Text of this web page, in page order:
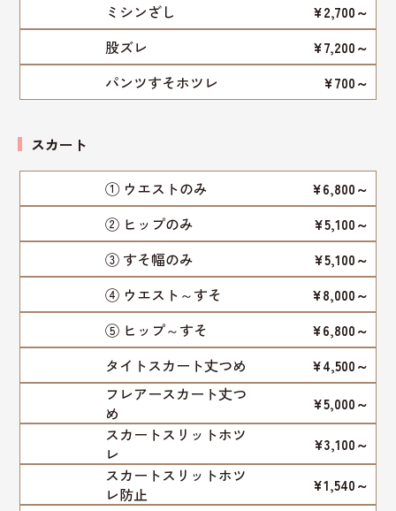
ミシンざし ¥2,700～
股ズレ ¥7,200～
パンツすそホツレ ¥700～
スカート
① ウエストのみ ¥6,800～
② ヒップのみ ¥5,100～
③ すそ幅のみ ¥5,100～
④ ウエスト～すそ ¥8,000～
⑤ ヒップ～すそ ¥6,800～
タイトスカート丈つめ ¥4,500～
フレアースカート丈つ
め
¥5,000～
スカートスリットホツ
レ
¥3,100～
スカートスリットホツ
レ防止
¥1,540～